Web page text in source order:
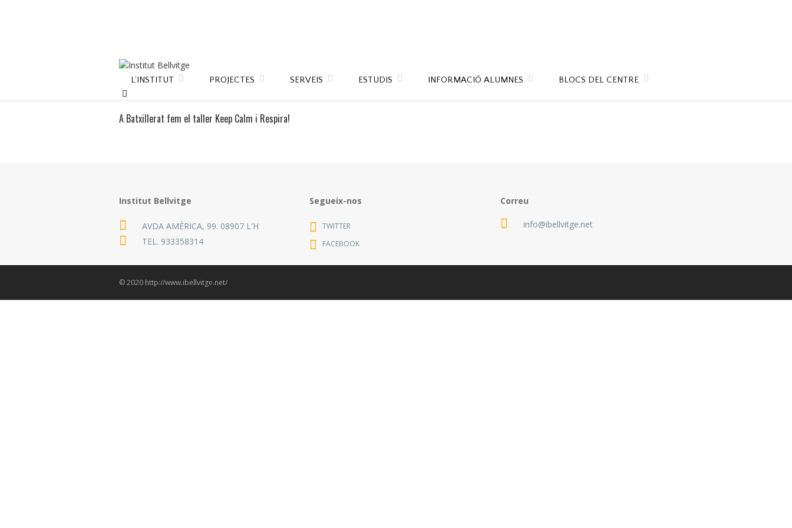
L’INSTITUT PROJECTES SERVEIS ESTUDIS INFORMACIÓ ALUMNES BLOCS DEL CENTRE
A Batxillerat fem el taller Keep Calm i Respira!
Institut Bellvitge
AVDA AMÈRICA, 99. 08907 L'H
TEL. 933358314
Segueix-nos
TWITTER
FACEBOOK
Correu
info@ibellvitge.net
© 2020 http://www.ibellvitge.net/